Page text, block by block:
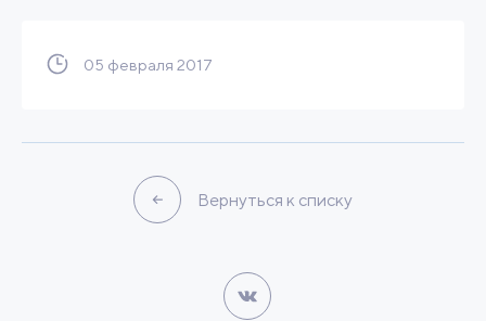
05 февраля 2017
Вернуться к списку